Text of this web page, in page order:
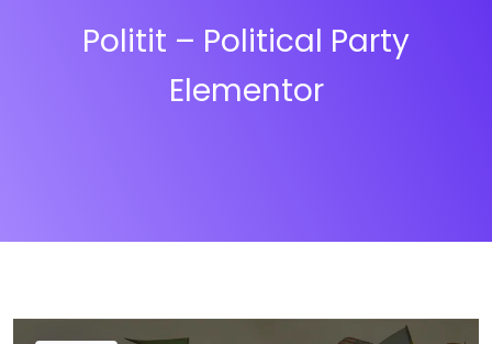
Politit – Political Party
Elementor